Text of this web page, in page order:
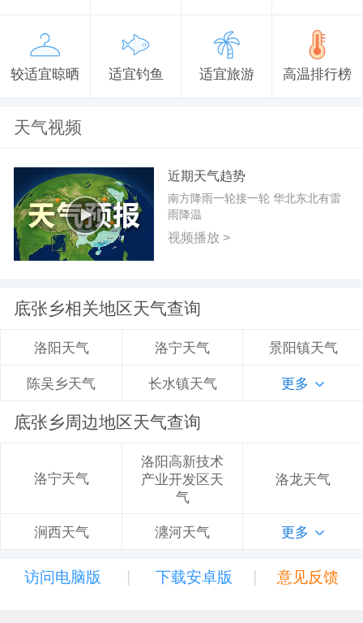
较适宜晾晒 适宜钓鱼 适宜旅游 高温排行榜
天气视频
近期天气趋势
南方降雨一轮接一轮 华北东北有雷
雨降温
视频播放 >
底张乡相关地区天气查询
洛阳天气 洛宁天气 景阳镇天气
陈吴乡天气 长水镇天气 更多
底张乡周边地区天气查询
洛宁天气
洛阳高新技术
产业开发区天
气
洛龙天气
涧西天气 瀍河天气 更多
访问电脑版 | 下载安卓版 | 意见反馈